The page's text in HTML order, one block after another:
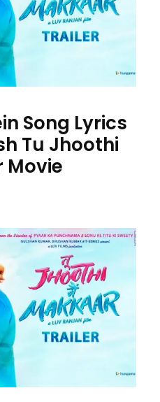
Song Lyrics
Tu Jhoothi
Movie